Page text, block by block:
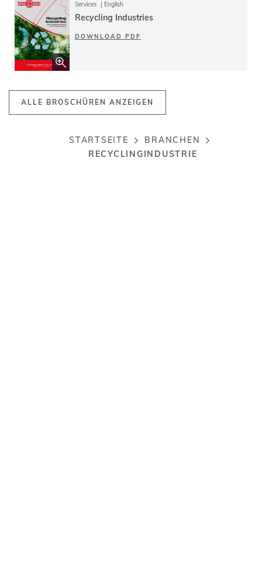
Breadcrumb
STARTSEITE
BRANCHEN
RECYCLINGINDUSTRIE
ALLE BROSCHÜREN ANZEIGEN
Services English
Recycling Industries
DOWNLOAD PDF